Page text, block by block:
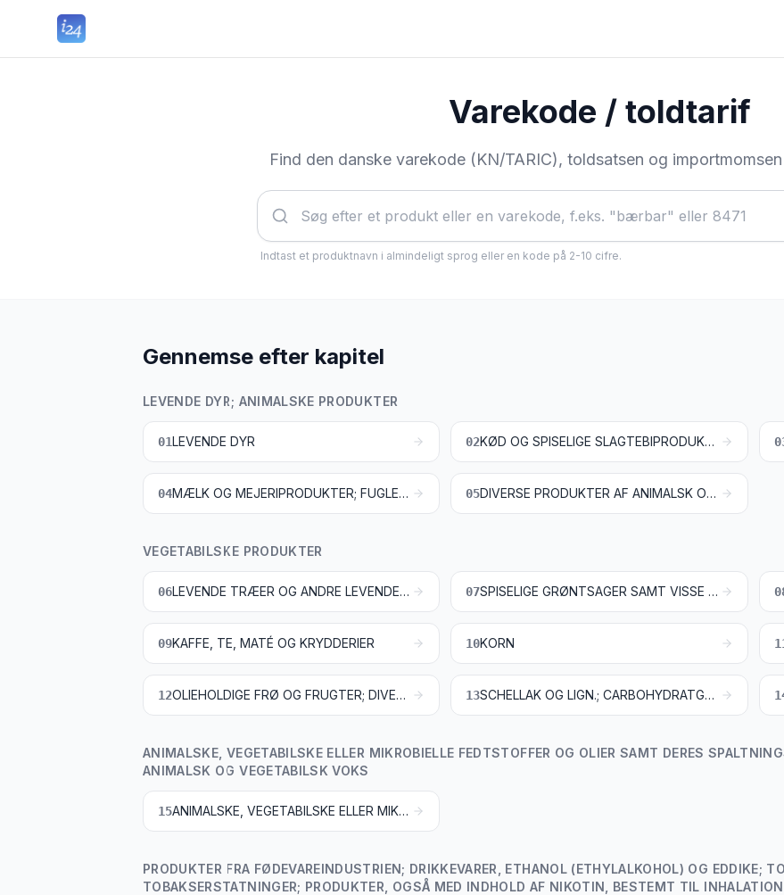
Varekode / toldtarif
Find den danske varekode (KN/TARIC), toldsatsen og
Indtast et produktnavn i almindeligt sprog eller en kode på 2-10 cifre.
Gennemse efter kapitel
LEVENDE DYR; ANIMALSKE PRODUKTER
01LEVENDE DYR 02 KØD OG SPISELIGE SLAGTEBIPRODUKTER
04 MÆLK OG MEJERIPRODUKTER; FUGLEÆG; NATURLIG HONNING; SPISELIGE PRODUKTER AF ANIMALSK OPRINDELSE, IKKE ANDETSTEDS TARIFERET 05 DIVERSE PRODUKTER AF ANIMALSK OPRINDELSE, IKKE ANDETSTEDS TARIFERET
VEGETABILSKE PRODUKTER
06 LEVENDE TRÆER OG ANDRE LEVENDE PLANTER; LØG, RØDDER OG LIGN.; AFSKÅRNE BLOMSTER OG BLADE 07 SPISELIGE GRØNTSAGER SAMT VISSE RØDDER OG RODKNOLDE
09KAFFE, TE, MATÉ OG KRYDDERIER 10KORN
12 OLIEHOLDIGE FRØ OG FRUGTER; DIVERSE ANDRE FRØ OG FRUGTER; PLANTER TIL INDUSTRIEL OG MEDICINSK BRUG; HALM OG FODERPLANTER 13 SCHELLAK OG LIGN.; CARBOHYDRATGUMMIER OG NATURHARPIKSER SAMT ANDRE PLANTESAFTER OG PLANTEEKSTRAKTER
ANIMALSKE, VEGETABILSKE ELLER MIKROBIELLE FEDTSTOFFER OG OLIER SAMT DERES
ANIMALSK OG VEGETABILSK VOKS
15 ANIMALSKE, VEGETABILSKE ELLER MIKROBIELLE FEDTSTOFFER OG OLIER SAMT DERES SPALTNINGSPRODUKTER; TILBEREDT SPISEFEDT; ANIMALSK OG VEGETABILSK VOKS
PRODUKTER FRA FØDEVAREINDUSTRIEN; DRIKKEVARER, ETHANOL (ETHYLALKOHOL) OG EDDIKE;
TOBAKSERSTATNINGER; PRODUKTER, OGSÅ MED INDHOLD AF NIKOTIN, BESTEMT TIL